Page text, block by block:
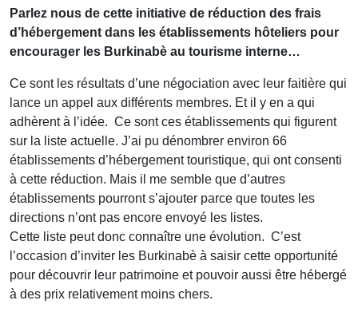
Parlez nous de cette initiative de réduction des frais
d’hébergement dans les établissements hôteliers pour
encourager les Burkinabè au tourisme interne…
Ce sont les résultats d’une négociation avec leur faitière qui
lance un appel aux différents membres. Et il y en a qui
adhèrent à l’idée. Ce sont ces établissements qui figurent
sur la liste actuelle. J’ai pu dénombrer environ 66
établissements d’hébergement touristique, qui ont consenti
à cette réduction. Mais il me semble que d’autres
établissements pourront s’ajouter parce que toutes les
directions n’ont pas encore envoyé les listes.
Cette liste peut donc connaître une évolution. C’est
l’occasion d’inviter les Burkinabè à saisir cette opportunité
pour découvrir leur patrimoine et pouvoir aussi être hébergé
à des prix relativement moins chers.